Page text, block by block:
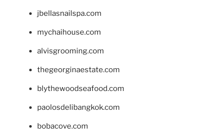
jbellasnailspa.com
mychaihouse.com
alvisgrooming.com
thegeorginaestate.com
blythewoodseafood.com
paolosdelibangkok.com
bobacove.com